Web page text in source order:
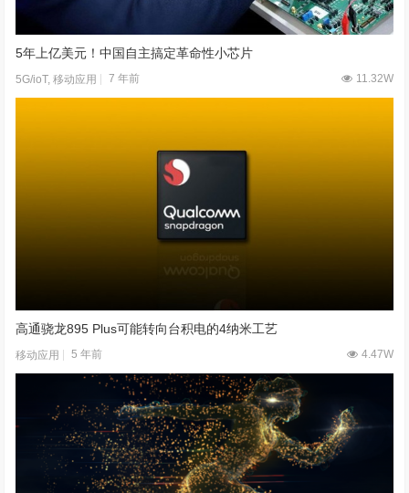
5年上亿美元！中国自主搞定革命性小芯片
5G/ioT,移动应用 7 年前 11.32W
高通骁龙895 Plus可能转向台积电的4纳米工艺
移动应用 5 年前 4.47W